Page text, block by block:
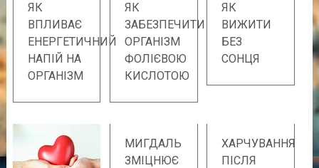
ЯК
ВПЛИВАЄ
ЕНЕРГЕТИЧНИЙ
НАПІЙ НА
ОРГАНІЗМ
ЯК
ЗАБЕЗПЕЧИТИ
ОРГАНІЗМ
ФОЛІЄВОЮ
КИСЛОТОЮ
ЯК
ВИЖИТИ
БЕЗ
СОНЦЯ
МИГДАЛЬ
ЗМІЦНЮЄ
ХАРЧУВАННЯ
ПІСЛЯ